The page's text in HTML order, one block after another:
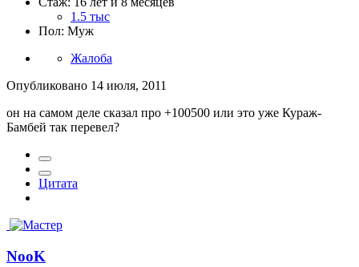
1.5 тыс
Пол: Муж
Жалоба
Опубликовано 14 июля, 2011
он на самом деле сказал про +100500 или это уже Кураж-
Бамбей так перевел?
Цитата
NooK